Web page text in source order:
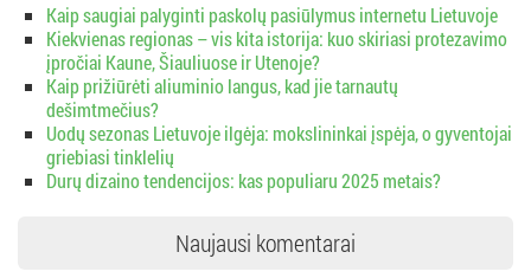
Kaip saugiai palyginti paskolų pasiūlymus internetu Lietuvoje
Kiekvienas regionas – vis kita istorija: kuo skiriasi protezavimo
įpročiai Kaune, Šiauliuose ir Utenoje?
Kaip prižiūrėti aliuminio langus, kad jie tarnautų
dešimtmečius?
Uodų sezonas Lietuvoje ilgėja: mokslininkai įspėja, o gyventojai
griebiasi tinklelių
Durų dizaino tendencijos: kas populiaru 2025 metais?
Naujausi komentarai